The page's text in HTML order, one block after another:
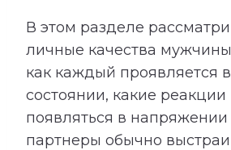
В этом разделе
личные качества
как каждый проявляется
состоянии, какие реакции
появляться в напряжении
партнеры обычно